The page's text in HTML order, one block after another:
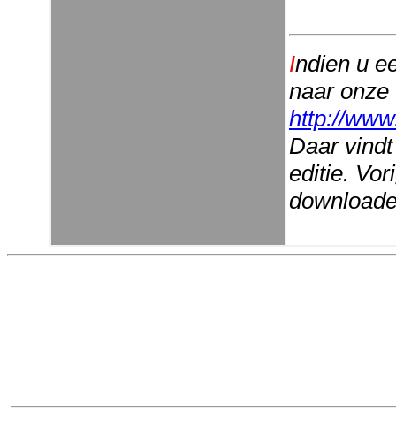
Indien u
naar
http://
Daar
editie.